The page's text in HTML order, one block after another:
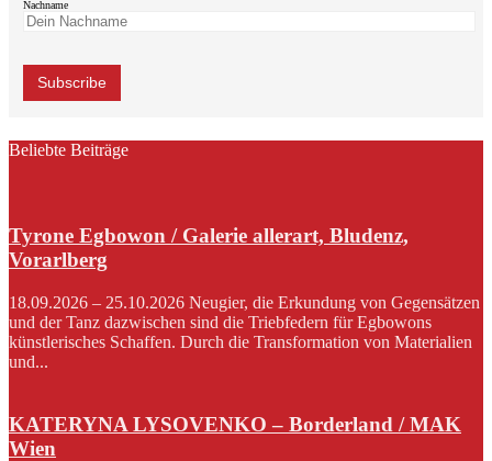
Nachname
Beliebte Beiträge
Tyrone Egbowon / Galerie allerart, Bludenz,
Vorarlberg
18.09.2026 – 25.10.2026 Neugier, die Erkundung von Gegensätzen
und der Tanz dazwischen sind die Triebfedern für Egbowons
künstlerisches Schaffen. Durch die Transformation von Materialien
und...
KATERYNA LYSOVENKO – Borderland / MAK
Wien